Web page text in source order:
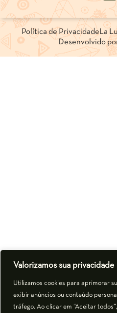
Valorizamos sua privacidade
Utilizamos cookies para aprimorar
exibir anúncios ou conteúdo
tráfego. Ao clicar em “Aceitar
Política de Privacidade La
Desenvolvido